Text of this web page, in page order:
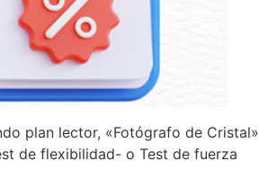
plan lector, «Fotógrafo de Cristal»
de flexibilidad- o Test de fuerza